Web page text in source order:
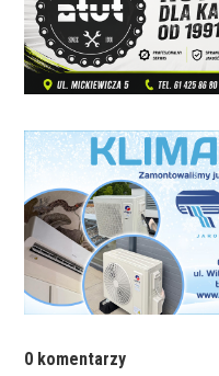
0 komentarzy